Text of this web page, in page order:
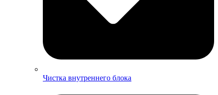
Чистка внутреннего блока